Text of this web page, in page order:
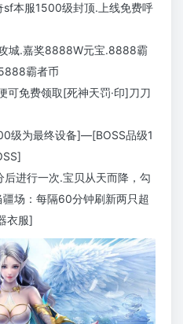
sf本服1500级封顶.上线免费呼
城.嘉奖8888W元宝.8888霸
霸者币
可免费领取[死神天罚·印]刀刀
级为最终设备]—[BOSS品级1
进行一次.宝贝从天而降，勾
场：每隔60分钟刷新两只超
衣服]